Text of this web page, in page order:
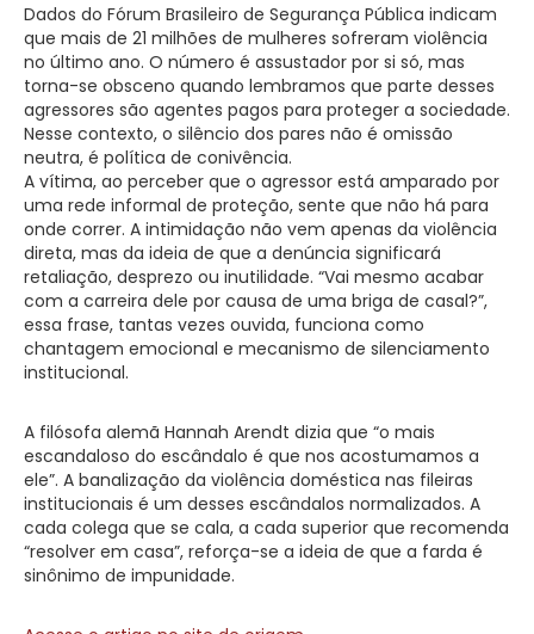
Dados do Fórum Brasileiro de Segurança Pública indicam
que mais de 21 milhões de mulheres sofreram violência
no último ano. O número é assustador por si só, mas
torna-se obsceno quando lembramos que parte desses
agressores são agentes pagos para proteger a sociedade.
Nesse contexto, o silêncio dos pares não é omissão
neutra, é política de conivência.
A vítima, ao perceber que o agressor está amparado por
uma rede informal de proteção, sente que não há para
onde correr. A intimidação não vem apenas da violência
direta, mas da ideia de que a denúncia significará
retaliação, desprezo ou inutilidade. “Vai mesmo acabar
com a carreira dele por causa de uma briga de casal?”,
essa frase, tantas vezes ouvida, funciona como
chantagem emocional e mecanismo de silenciamento
institucional.
A filósofa alemã Hannah Arendt dizia que “o mais
escandaloso do escândalo é que nos acostumamos a
ele”. A banalização da violência doméstica nas fileiras
institucionais é um desses escândalos normalizados. A
cada colega que se cala, a cada superior que recomenda
“resolver em casa”, reforça-se a ideia de que a farda é
sinônimo de impunidade.